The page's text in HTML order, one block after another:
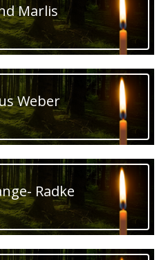
Marlis
Weber
Radke